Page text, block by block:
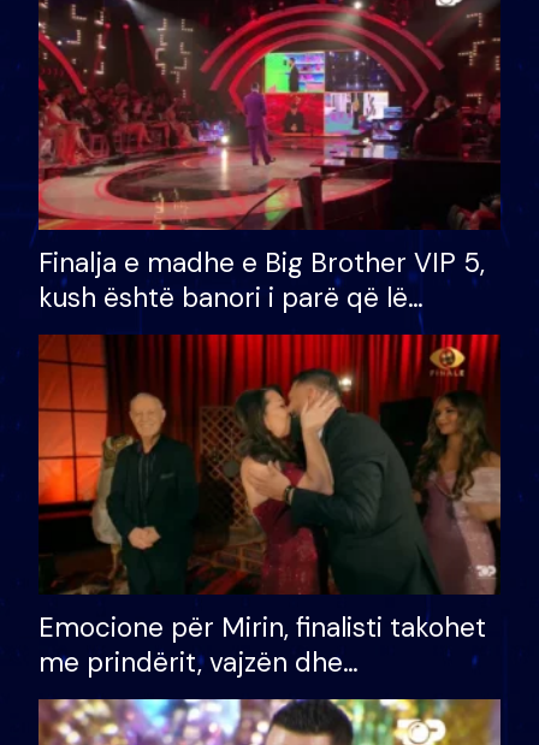
Finalja e madhe e Big Brother VIP 5,
kush është banori i parë që lë
shtëpinë dhe humb mundësinë për
të fituar çmimin e madh
Emocione për Mirin, finalisti takohet
me prindërit, vajzën dhe
bashkëshorten: S’kemi ndonjë letër
divorci apo jo?